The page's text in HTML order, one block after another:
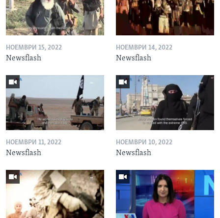
НОЕМВРИ 15, 2022
Newsflash
НОЕМВРИ 14, 2022
Newsflash
НОЕМВРИ 11, 2022
Newsflash
НОЕМВРИ 10, 2022
Newsflash